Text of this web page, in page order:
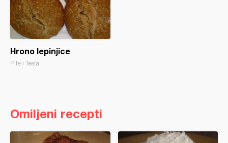
Hrono lepinjice
Pite i Testa
Omiljeni recepti